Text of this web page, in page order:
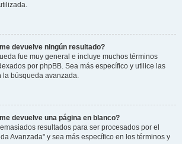
devuelve ningún resultado?
fue muy general e incluye muchos términos
por phpBB. Sea más específico y utilice las
búsqueda avanzada.
devuelve una página en blanco?
resultados para ser procesados por el
Avanzada" y sea más específico en los términos y